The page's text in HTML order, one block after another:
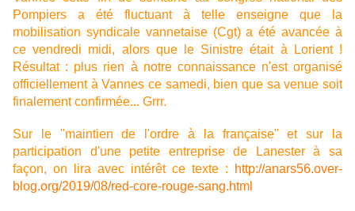
Pompiers a été fluctuant à telle enseigne que la
mobilisation syndicale vannetaise (Cgt) a été avancée à
ce vendredi midi, alors que le Sinistre était à Lorient !
Résultat : plus rien à notre connaissance n'est organisé
officiellement à Vannes ce samedi, bien que sa venue soit
finalement confirmée... Grrr.
Sur le "maintien de l'ordre à la française" et sur la
participation d'une petite entreprise de Lanester à sa
façon, on lira avec intérêt ce texte :
http://anars56.over-
blog.org/2019/08/red-core-rouge-sang.html